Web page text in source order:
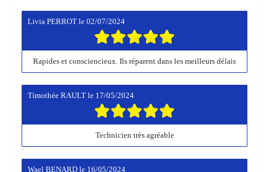
Livia PERROT le 02/07/2024
Rapides et consciencieux. Ils réparent dans les meilleurs délais
Timothée RAULT le 17/05/2024
Technicien très agréable
Wael BENARD le 16/05/2024